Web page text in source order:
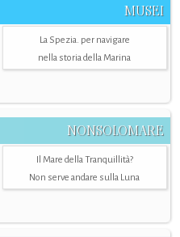
MUSEI
La Spezia. per navigare
nella storia della Marina
NONSOLOMARE
Il Mare della Tranquillità?
Non serve andare sulla Luna